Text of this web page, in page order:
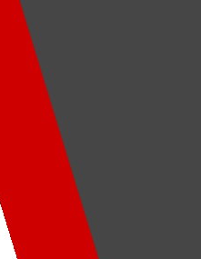
ングなら「FORCE GYM」
覧